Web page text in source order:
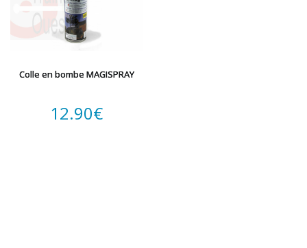
HAXO-3D
HEKI
HERKAT
ITALERI
KOLIBRI
Colle en bombe MAGISPRAY
12.90€